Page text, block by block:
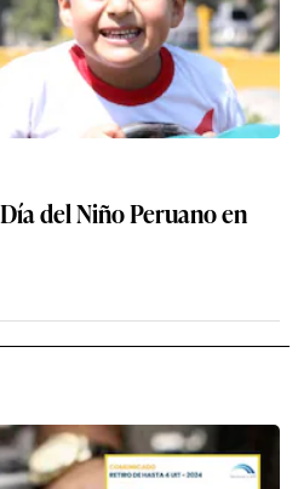
del Niño Peruano en